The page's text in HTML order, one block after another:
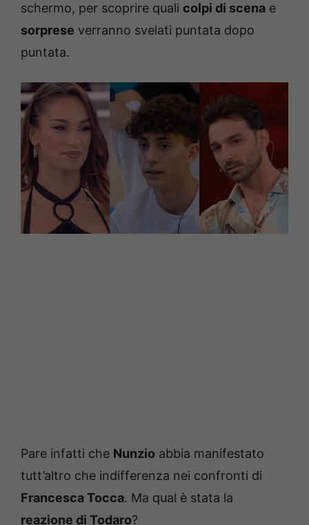
schermo, per scoprire quali colpi di scena e
sorprese verranno svelati puntata dopo
puntata.
Pare infatti che Nunzio abbia manifestato
tutt’altro che indifferenza nei confronti di
Francesca Tocca. Ma qual è stata la
reazione di Todaro?